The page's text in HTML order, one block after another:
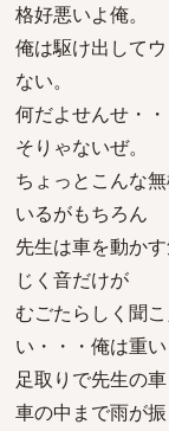
格好悪いよ俺。
俺は駆け出して
ない。
何だよせんせ・
そりゃないぜ。
ちょっとこんな
いるがもちろん
先生は車を動か
じく音だけが
むごたらしく聞
い・・・俺は重い
足取りで先生の
車の中まで雨が